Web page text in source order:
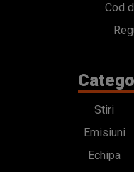
Cod
Stiri
Emisiuni
Echipa